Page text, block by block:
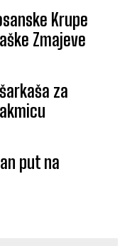
Krupe
Zmajeve
za
put na